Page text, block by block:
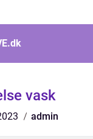
dk
vask
admin